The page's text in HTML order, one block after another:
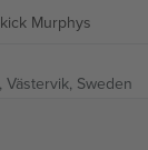
Murphys
Västervik, Sweden